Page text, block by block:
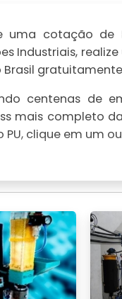
uma cotação de
Industriais,
centenas de
mais completo
PU, clique em um